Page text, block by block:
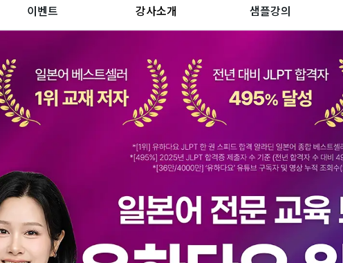
이벤트 강사소개 샘플강의